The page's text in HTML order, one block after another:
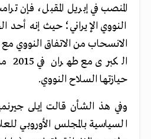
المنصب في إبريل المقبل، فإن
النووي الإيراني؛ حيث إنه أحد
الانسحاب من الاتفاق النووي مع
حيازتها السلاح النووي.
وفي هذ الشأن قالت إيلى
السياسية بالمجلس الأوروبي